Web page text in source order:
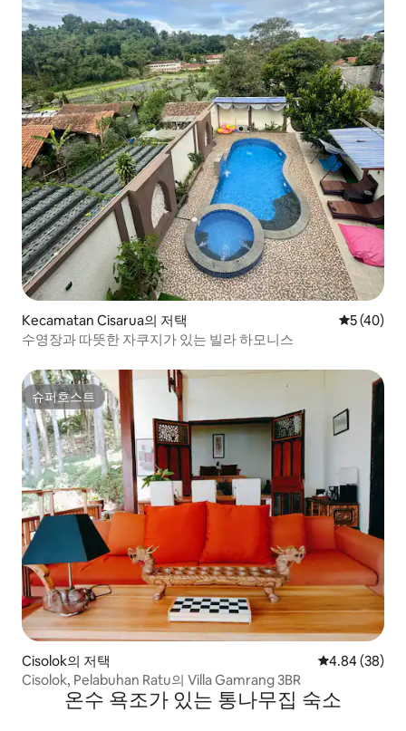
Kecamatan Cisarua의 저택 평점 5점(5
5 (40)
수영장과 따뜻한 자쿠지가 있는 빌라 하모니스
슈퍼호스트
슈퍼호스트
Cisolok의 저택 평점 4.84점(5
4.84 (38)
Cisolok, Pelabuhan Ratu의 Villa Gamrang 3BR
온수 욕조가 있는 통나무집 숙소